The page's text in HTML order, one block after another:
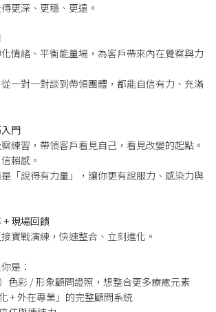
更深、更穩、更遠。
情緒、平衡能量場，為客戶帶來內在覺察與力
一對一對談到帶領團體，都能自信有力、充滿
門
練習，帶領客戶看見自己，看見改變的起點。
賴感。
「說得有力量」，讓你更有說服力、感染力與
+ 現場回饋
實戰演練，快速整合、立刻進化。
是：
色彩 / 形象顧問證照，想整合更多療癒元素
+ 外在專業」的完整顧問系統